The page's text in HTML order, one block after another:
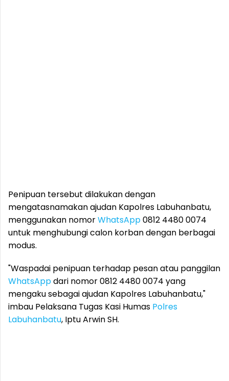
Penipuan tersebut dilakukan dengan
mengatasnamakan ajudan Kapolres Labuhanbatu,
menggunakan nomorWhatsApp0812 4480 0074
untuk menghubungi calon korban dengan berbagai
modus.
"Waspadai penipuan terhadap pesan atau panggilan
WhatsAppdari nomor 0812 4480 0074 yang
mengaku sebagai ajudan Kapolres Labuhanbatu,"
imbau Pelaksana Tugas Kasi Humas Polres
Labuhanbatu, Iptu Arwin SH.